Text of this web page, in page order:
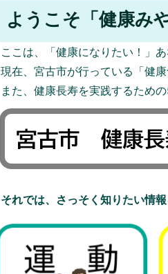
ようこそ「健康み
ここは、「健康になりたい！」
現在、宮古市が行っている「健
また、健康長寿を実践するため
それでは、さっそく知りたい情